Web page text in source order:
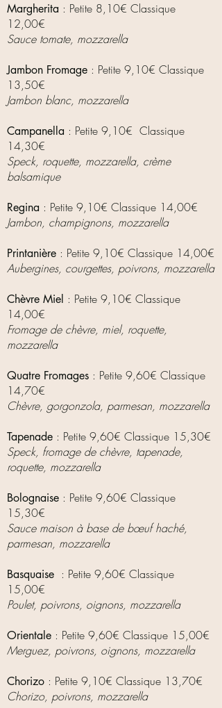
Margherita : Petite 8,10€ Classique
12,00€
Sauce tomate, mozzarella
Jambon Fromage : Petite 9,10€ Classique
13,50€
Jambon blanc, mozzarella
Campanella : Petite 9,10€ Classique
14,30€
Speck, roquette, mozzarella, crème
balsamique
Regina : Petite 9,10€ Classique 14,00€
Jambon, champignons, mozzarella
Printanière : Petite 9,10€ Classique 14,00€
Aubergines, courgettes, poivrons, mozzarella
Chèvre Miel : Petite 9,10€ Classique
14,00€
Fromage de chèvre, miel, roquette,
mozzarella
Quatre Fromages : Petite 9,60€ Classique
14,70€
Chèvre, gorgonzola, parmesan, mozzarella
Tapenade : Petite 9,60€ Classique 15,30€
Speck, fromage de chèvre, tapenade,
roquette, mozzarella
Bolognaise : Petite 9,60€ Classique
15,30€
Sauce maison à base de bœuf haché,
parmesan, mozzarella
Basquaise : Petite 9,60€ Classique
15,00€
Poulet, poivrons, oignons, mozzarella
Orientale : Petite 9,60€ Classique 15,00€
Merguez, poivrons, oignons, mozzarella
Chorizo : Petite 9,10€ Classique 13,70€
Chorizo, poivrons, mozzarella